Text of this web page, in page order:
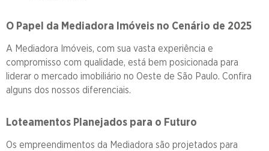
O Papel da Mediadora Imóveis no Cenário de 2025
A Mediadora Imóveis, com sua vasta experiência e
compromisso com qualidade, está bem posicionada para
liderar o mercado imobiliário no Oeste de São Paulo. Confira
alguns dos nossos diferenciais.
Loteamentos Planejados para o Futuro
Os empreendimentos da Mediadora são projetados para